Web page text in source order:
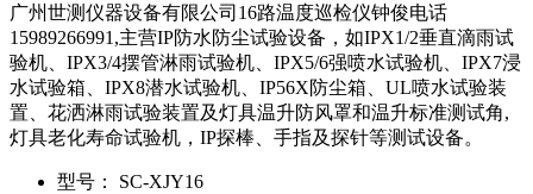
广州世测仪器设备有限公司16路温度巡检仪钟俊电话
15989266991,主营IP防水防尘试验设备，如IPX1/2垂直滴雨试
验机、IPX3/4摆管淋雨试验机、IPX5/6强喷水试验机、IPX7浸
水试验箱、IPX8潜水试验机、IP56X防尘箱、UL喷水试验装
置、花洒淋雨试验装置及灯具温升防风罩和温升标准测试角,
灯具老化寿命试验机，IP探棒、手指及探针等测试设备。
型号：
SC-XJY16